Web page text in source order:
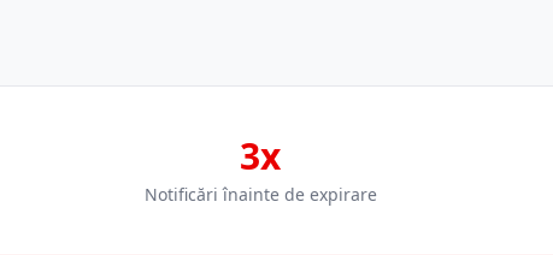
3x
Notificări înainte de expirare